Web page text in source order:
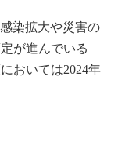
染拡大や災害の
が進んでいる
おいては2024年